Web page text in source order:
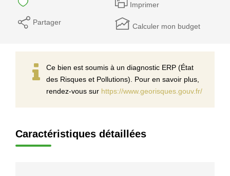
Imprimer
Partager Calculer mon budget
Ce bien est soumis à un diagnostic ERP (État
des Risques et Pollutions). Pour en savoir plus,
rendez-vous sur https://www.georisques.gouv.fr/
Caractéristiques détaillées